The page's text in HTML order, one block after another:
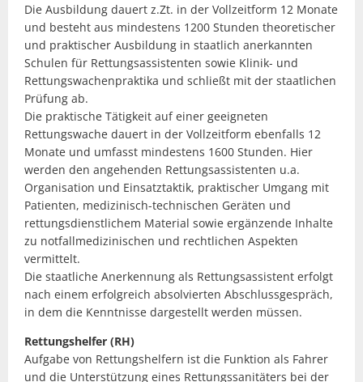
Die Ausbildung dauert z.Zt. in der Vollzeitform 12 Monate
und besteht aus mindestens 1200 Stunden theoretischer
und praktischer Ausbildung in staatlich anerkannten
Schulen für Rettungsassistenten sowie Klinik- und
Rettungswachenpraktika und schließt mit der staatlichen
Prüfung ab.
Die praktische Tätigkeit auf einer geeigneten
Rettungswache dauert in der Vollzeitform ebenfalls 12
Monate und umfasst mindestens 1600 Stunden. Hier
werden den angehenden Rettungsassistenten u.a.
Organisation und Einsatztaktik, praktischer Umgang mit
Patienten, medizinisch-technischen Geräten und
rettungsdienstlichem Material sowie ergänzende Inhalte
zu notfallmedizinischen und rechtlichen Aspekten
vermittelt.
Die staatliche Anerkennung als Rettungsassistent erfolgt
nach einem erfolgreich absolvierten Abschlussgespräch,
in dem die Kenntnisse dargestellt werden müssen.
Rettungshelfer (RH)
Aufgabe von Rettungshelfern ist die Funktion als Fahrer
und die Unterstützung eines Rettungssanitäters bei der